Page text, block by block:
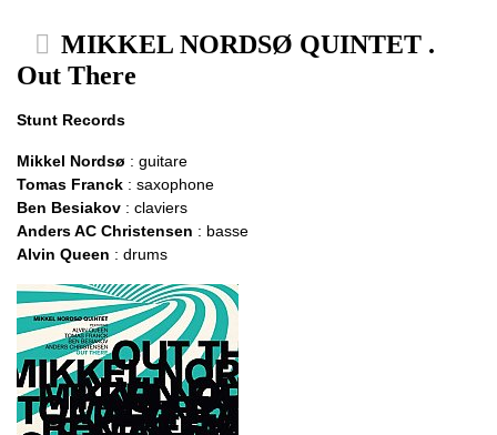
MIKKEL NORDSØ QUINTET .
Out There
Stunt Records
Mikkel Nordsø : guitare
Tomas Franck : saxophone
Ben Besiakov : claviers
Anders AC Christensen : basse
Alvin Queen : drums